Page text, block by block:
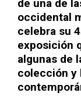
de una de
occidental
celebra su
exposición
algunas de
colección y